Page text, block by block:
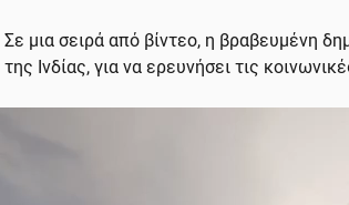
Σε μια σειρά από βίντεο, η βραβευμένη
της Ινδίας, για να ερευνήσει τις